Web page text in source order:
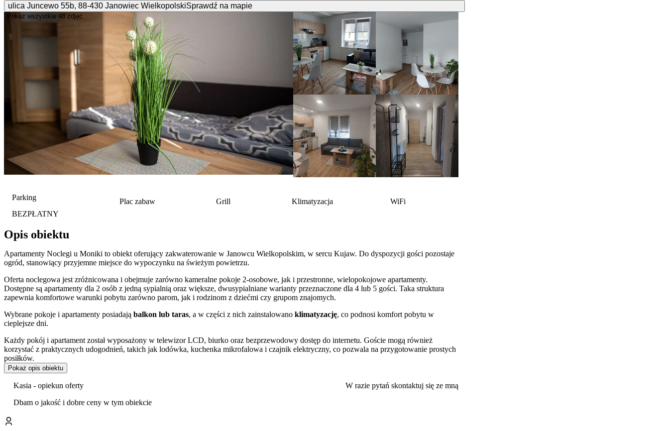
ulica Juncewo 55b, 88-430 Janowiec WielkopolskiSprawdź na mapie
Pokaż wszystkie 48 zdjęć
Parking
BEZPŁATNY
Plac zabaw Grill Klimatyzacja WiFi
Opis obiektu
Apartamenty Noclegi u Moniki to obiekt oferujący zakwaterowanie w Janowcu Wielkopolskim, w sercu Kujaw. Do dyspozycji gości pozostaje
ogród, stanowiący przyjemne miejsce do wypoczynku na świeżym powietrzu.
Oferta noclegowa jest zróżnicowana i obejmuje zarówno kameralne pokoje 2-osobowe, jak i przestronne, wielopokojowe apartamenty.
Dostępne są apartamenty dla 2 osób z jedną sypialnią oraz większe, dwusypialniane warianty przeznaczone dla 4 lub 5 gości. Taka struktura
zapewnia komfortowe warunki pobytu zarówno parom, jak i rodzinom z dziećmi czy grupom znajomych.
Wybrane pokoje i apartamenty posiadają balkon lub taras, a w części z nich zainstalowano klimatyzację, co podnosi komfort pobytu w
cieplejsze dni.
Każdy pokój i apartament został wyposażony w telewizor LCD, biurko oraz bezprzewodowy dostęp do internetu. Goście mogą również
korzystać z praktycznych udogodnień, takich jak lodówka, kuchenka mikrofalowa i czajnik elektryczny, co pozwala na przygotowanie prostych
posiłków.
Na miejscu dostępne są także pralka i żelazko, co jest istotnym udogodnieniem podczas dłuższych pobytów.
Na terenie posesji przygotowano przestrzeń do rekreacji. Z myślą o najmłodszych gościach stworzono
plac zabaw dla dzieci
, a dorośli mogą
spędzać czas w ogrodzie lub korzystać z ogólnodostępnego
Goście podróżujący samochodem mają zapewniony dostęp do
bezpłatnie łączyć się z siecią Wi-Fi.
Pokaż opis obiektu
Kasia - opiekun oferty
Dbam o jakość i dobre ceny w tym obiekcie
W razie pytań skontaktuj się ze mną